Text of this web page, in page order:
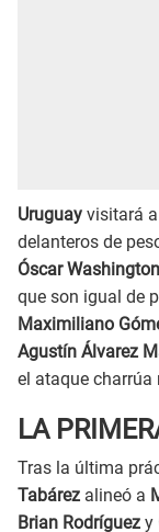
Uruguay visitará a
delanteros de
Óscar
que son igual de
Maximiliano
Agustín Álvarez
el ataque charrúa
LA
Tras la última
Tabárez alineó a
Brian Rodríguez y